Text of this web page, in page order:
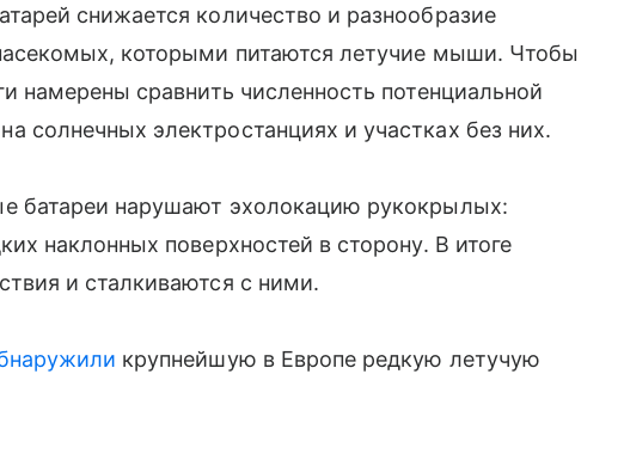
снижается количество и разнообразие
которыми питаются летучие мыши. Чтобы
намерены сравнить численность потенциальной
солнечных электростанциях и участках без них.
батареи нарушают эхолокацию рукокрылых:
наклонных поверхностей в сторону. В итоге
и сталкиваются с ними.
крупнейшую в Европе редкую летучую